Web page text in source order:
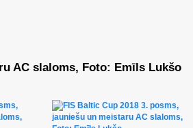
AC slaloms, Foto: Emīls Lukšo